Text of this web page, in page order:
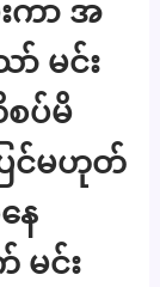
ကာ အ
မင်း
ပ်မိ
ြင်မဟုတ်
ေ
မင်း